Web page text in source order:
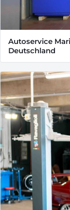
Autoservice
Deutschland